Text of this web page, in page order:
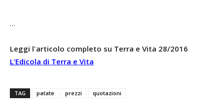
…
Leggi l'articolo completo su Terra e Vita 28/2016
L’Edicola di Terra e Vita
TAG patate prezzi quotazioni